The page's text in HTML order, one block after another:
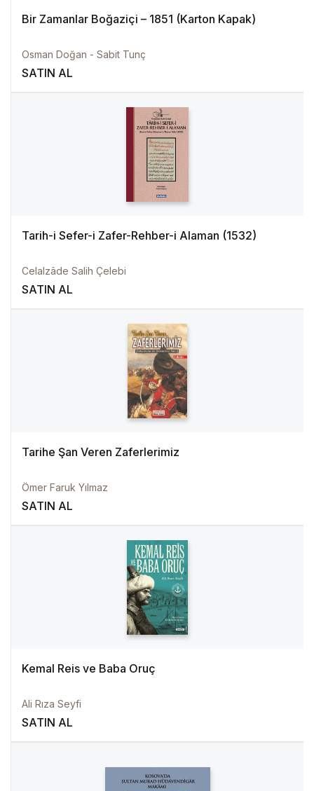
Bir Zamanlar Boğaziçi – 1851 (Karton Kapak)
Osman Doğan - Sabit Tunç
SATIN AL
Tarih-i Sefer-i Zafer-Rehber-i Alaman (1532)
Celalzâde Salih Çelebi
SATIN AL
Tarihe Şan Veren Zaferlerimiz
Ömer Faruk Yılmaz
SATIN AL
Kemal Reis ve Baba Oruç
Ali Rıza Seyfi
SATIN AL